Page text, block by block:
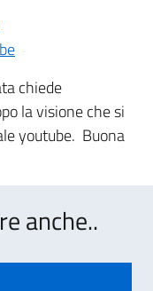
chiede
la visione che si
youtube. Buona
anche..